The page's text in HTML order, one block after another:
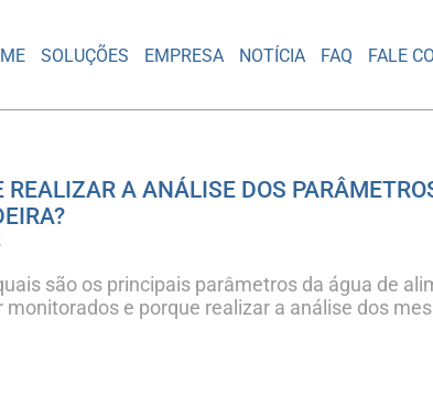
SOLUÇÕES EMPRESA NOTÍCIA FAQ FALE
REALIZAR A ANÁLISE DOS
são os principais parâmetros da água de
monitorados e porque realizar a análise dos